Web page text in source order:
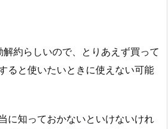
約らしいので、とりあえず買って
ると使いたいときに使えない可能
に知っておかないといけないけれ